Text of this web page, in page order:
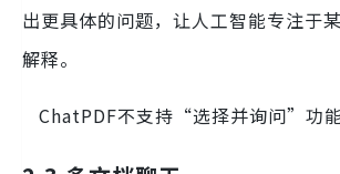
出更具体的问题，让人工智能专注于
解释。
ChatPDF不支持“选择并询问”功能